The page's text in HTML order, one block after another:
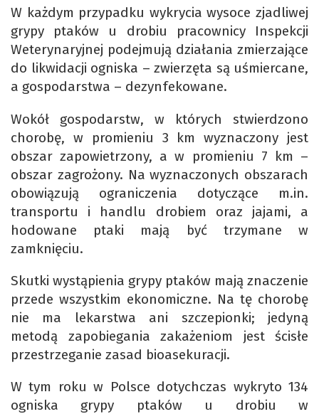
W każdym przypadku wykrycia wysoce zjadliwej
grypy ptaków u drobiu pracownicy Inspekcji
Weterynaryjnej podejmują działania zmierzające
do likwidacji ogniska – zwierzęta są uśmiercane,
a gospodarstwa – dezynfekowane.
Wokół gospodarstw, w których stwierdzono
chorobę, w promieniu 3 km wyznaczony jest
obszar zapowietrzony, a w promieniu 7 km –
obszar zagrożony. Na wyznaczonych obszarach
obowiązują ograniczenia dotyczące m.in.
transportu i handlu drobiem oraz jajami, a
hodowane ptaki mają być trzymane w
zamknięciu.
Skutki wystąpienia grypy ptaków mają znaczenie
przede wszystkim ekonomiczne. Na tę chorobę
nie ma lekarstwa ani szczepionki; jedyną
metodą zapobiegania zakażeniom jest ścisłe
przestrzeganie zasad bioasekuracji.
W tym roku w Polsce dotychczas wykryto 134
ogniska grypy ptaków u drobiu w